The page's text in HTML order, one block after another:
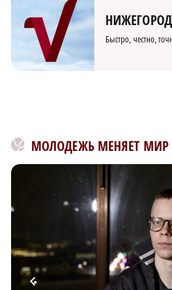
Быстро, честно,
МОЛОДЕЖЬ МЕНЯЕТ МИР